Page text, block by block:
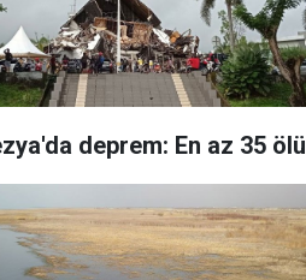
deprem: En az 35 ölü